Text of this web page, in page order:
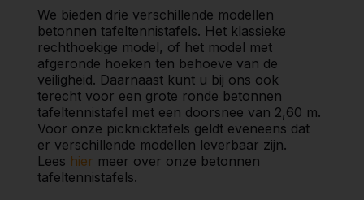
We bieden drie verschillende modellen
betonnen tafeltennistafels. Het klassieke
rechthoekige model, of het model met
afgeronde hoeken ten behoeve van de
veiligheid. Daarnaast kunt u bij ons ook
terecht voor een grote ronde betonnen
tafeltennistafel met een doorsnee van 2,60 m.
Voor onze picknicktafels geldt eveneens dat
er verschillende modellen leverbaar zijn.
Lees hier meer over onze betonnen
tafeltennistafels.